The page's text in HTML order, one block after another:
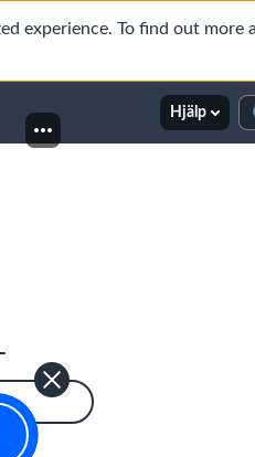
experience. To find out more
Hjälp